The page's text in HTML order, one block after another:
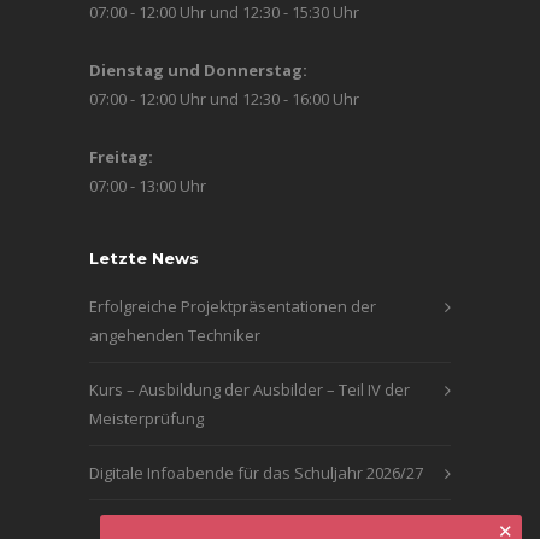
07:00 - 12:00 Uhr und 12:30 - 15:30 Uhr
Dienstag und Donnerstag:
07:00 - 12:00 Uhr und 12:30 - 16:00 Uhr
Freitag:
07:00 - 13:00 Uhr
Letzte News
Erfolgreiche Projektpräsentationen der
angehenden Techniker
Kurs – Ausbildung der Ausbilder – Teil IV der
Meisterprüfung
Digitale Infoabende für das Schuljahr 2026/27
✕